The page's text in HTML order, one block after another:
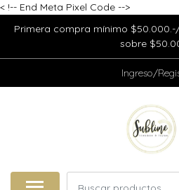
< !-- End Meta Pixel Code -->
Primera compra mínimo
sobre
Ingreso/